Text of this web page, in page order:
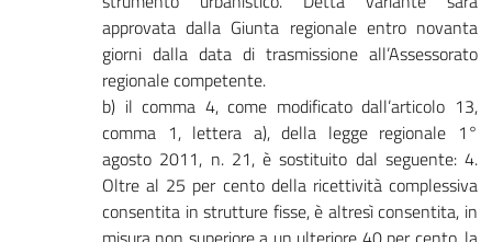
approvata dalla Giunta regionale entro novanta
giorni dalla data di trasmissione all’Assessorato
regionale competente.
b) il comma 4, come modificato dall’articolo 13,
comma 1, lettera a), della legge regionale 1°
agosto 2011, n. 21, è sostituito dal seguente: 4.
Oltre al 25 per cento della ricettività complessiva
consentita in strutture fisse, è altresì consentita, in